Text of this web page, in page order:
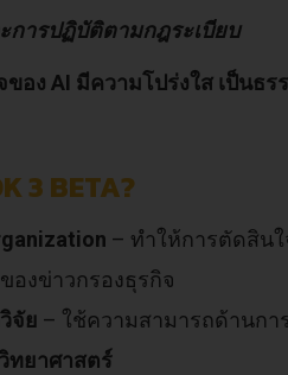
การปฏิบัติตามกฎระเบียบ
อง AI มีความโปร่งใส เป็นธ
3 BETA?
– ทำให้การตัดสิน
องข่าวกรองธุรกิจ
จัย – ใช้ความสามารถด้านกา
ทยาศาสตร์